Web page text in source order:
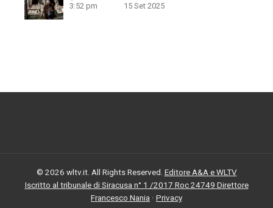
3:52 pm 15 Set 2025
© 2026 wltv.it. All Rights Reserved. Editore A&A e WLTV
Iscritto al tribunale di Siracusa n° 1 /2017 Roc 24749 Direttore
Francesco Nania · Privacy